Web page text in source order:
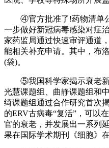
④官方批准了!药物清单公
一步做好新冠病毒感染对症
家药监局通过快速审评通道
能相关补充申请。其中，布
(袋)。
⑤我国科学家揭示衰老新
光慧课题组、曲静课题组和
绮课题组通过合作研究首次
的ERV古病毒“复活”，可以
官的衰老，并发展出一系列
果在国际学术期刊《细胞》在